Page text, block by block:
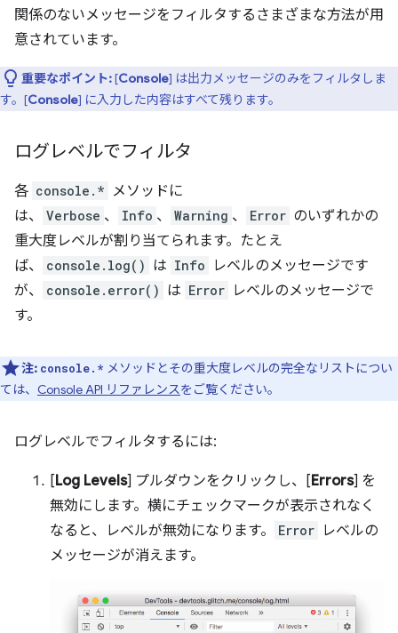
関係のないメッセージをフィルタするさまざまな方法が用
意されています。
重要なポイント:[Console] は出力メッセージのみをフィルタしま
す。[Console] に入力した内容はすべて残ります。
ログレベルでフィルタ
各 console.* メソッドに
は、
Verbose 、 Info 、 Warning 、 Error のいずれかの
重大度レベルが割り当てられます。たとえ
ば、
console.log() は Info
レベルのメッセージです
が、
console.error() は Error レベルのメッセージで
す。
注: console.* メソッドとその重大度レベルの完全なリストについ
ては、 Console API リファレンスをご覧ください。
ログレベルでフィルタするには:
[Log Levels] プルダウンをクリックし、[Errors] を
無効にします。横にチェックマークが表示されなく
なると、レベルが無効になります。
Error レベルの
メッセージが消えます。